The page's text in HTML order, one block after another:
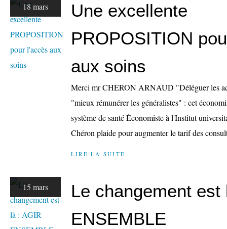
18 mars
Une excellente
PROPOSITION
aux soins
Merci mr CHERON ARNAUD "Déléguer les
"mieux rémunérer les généralistes" : cet
système de santé Économiste à l'Institut
Chéron plaide pour augmenter le tarif des
LIRE LA SUITE
15 mars
Le changement est
ENSEMBLE